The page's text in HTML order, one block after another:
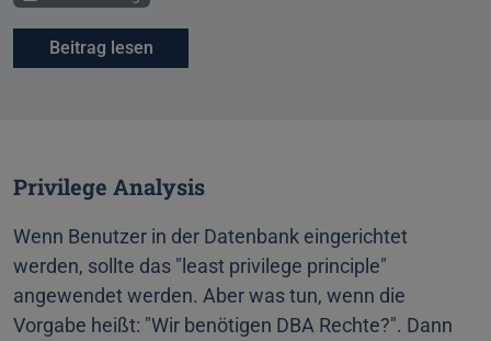
Beitrag lesen
Privilege Analysis
Wenn Benutzer in der Datenbank eingerichtet
werden, sollte das "least privilege principle"
angewendet werden. Aber was tun, wenn die
Vorgabe heißt: "Wir benötigen DBA Rechte?". Dann